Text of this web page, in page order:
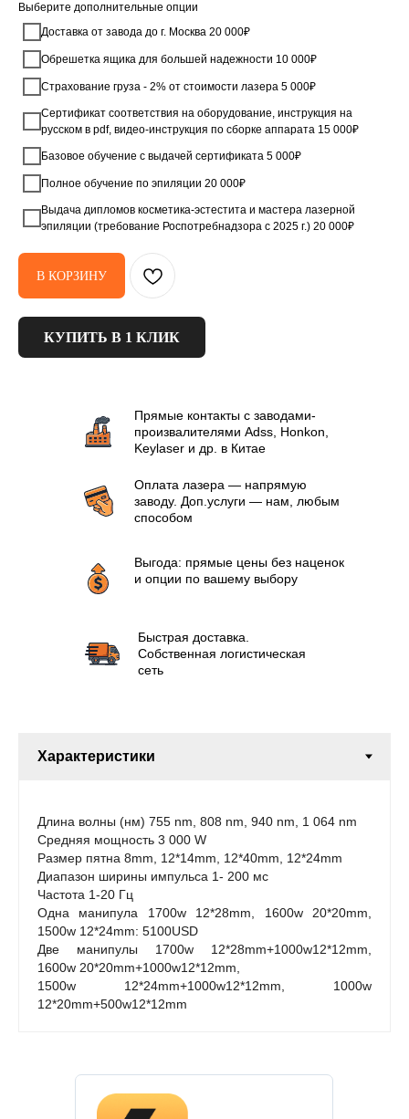
Выберите дополнительные опции
Доставка от завода до г. Москва 20 000₽
Обрешетка ящика для большей надежности 10 000₽
Страхование груза - 2% от стоимости лазера 5 000₽
Сертификат соответствия на оборудование, инструкция на
русском в pdf, видео-инструкция по сборке аппарата 15 000₽
Базовое обучение с выдачей сертификата 5 000₽
Полное обучение по эпиляции 20 000₽
Выдача дипломов косметика-эстестита и мастера лазерной
эпиляции (требование Роспотребнадзора с 2025 г.) 20 000₽
В КОРЗИНУ
КУПИТЬ В 1 КЛИК
Быстрая доставка.
Собственная логистическая
сеть
Выгода: прямые цены без наценок
и опции по вашему выбору
Оплата лазера — напрямую
заводу. Доп.услуги — нам, любым
способом
Прямые контакты с заводами-
произвалителями Аdss, Honkon,
Keylaser и др. в Китае
Длина волны (нм) 755 nm, 808 nm, 940 nm, 1 064 nm
Средняя мощность 3 000 W
Размер пятна 8mm, 12*14mm, 12*40mm, 12*24mm
Диапазон ширины импульса 1- 200 мс
Частота 1-20 Гц
Одна манипула 1700w 12*28mm, 1600w 20*20mm,
1500w 12*24mm: 5100USD
Две манипулы 1700w 12*28mm+1000w12*12mm,
1600w 20*20mm+1000w12*12mm,
1500w 12*24mm+1000w12*12mm, 1000w
12*20mm+500w12*12mm